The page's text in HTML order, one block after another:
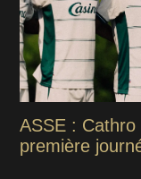
ASSE :
première